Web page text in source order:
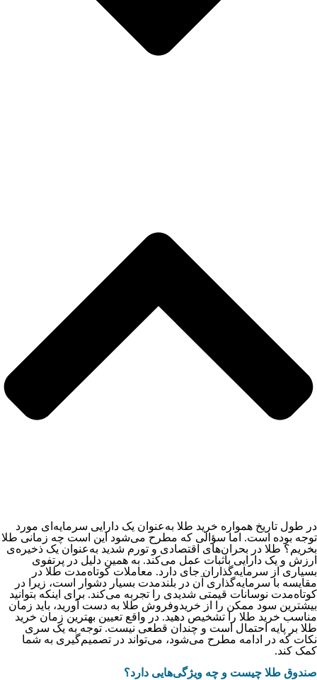
در طول تاریخ همواره خرید طلا به‌عنوان یک دارایی سرمایه‌­ای مورد
توجه بوده است. اما سؤالی که مطرح می‌شود این است چه زمانی طلا
بخریم؟ طلا در بحران‌های اقتصادی و تورم شدید به‌عنوان یک ذخیره­‌ی
ارزش و یک دارایی باثبات عمل می‌کند. به همین دلیل در پرتفوی
بسیاری از سرمایه‌گذاران جای دارد. معاملات کوتاه‌مدت طلا در
مقایسه با سرمایه‌گذاری آن در بلندمدت بسیار دشوار است، زیرا در
کوتاه‌مدت نوسانات قیمتی شدیدی را تجربه می‌کند. برای اینکه بتوانید
بیشترین سود ممکن را از خریدوفروش طلا به دست آورید، باید زمان
مناسب خرید طلا را تشخیص دهید. در واقع تعیین بهترین زمان خرید
طلا بر پایه احتمال است و چندان قطعی نیست. توجه به یک سری
نکات که در ادامه مطرح می‌شود، می‌تواند در تصمیم‌گیری به شما
کمک کند.
صندوق طلا چیست و چه ویژگی‌هایی دارد؟